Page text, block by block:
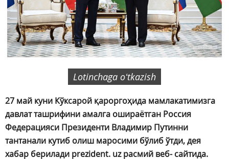
Lotinchaga oʻtkazish
27 май куни Кўксарой қароргоҳида мамлакатимизга
давлат ташрифини амалга ошираётган Россия
Федерацияси Президенти Владимир Путинни
тантанали кутиб олиш маросими бўлиб ўтди, дея
хабар берилади prezident. uz расмий веб- сайтида.